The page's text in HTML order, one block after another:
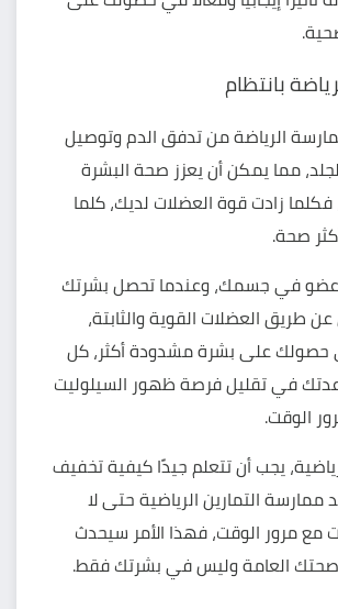
الرياضة من تدفق الدم وتوصيل
مما يمكن أن يعزز صحة البشرة
فكلما زادت قوة العضلات لديك، كلما
صحة.
عضو في جسمك، وعندما تحصل بشرتك
طريق العضلات القوية والثابتة،
حصولك على بشرة مشدودة أكثر، كل
في تقليل فرصة ظهور السيلوليت
الوقت.
يجب أن تتعلم جيدًا كيفيةتخفيف
ممارسة التمارين الرياضيةحتى لا
مع مرور الوقت، فهذا الأمر سيحدث
صحتك العامة وليس في بشرتك فقط.